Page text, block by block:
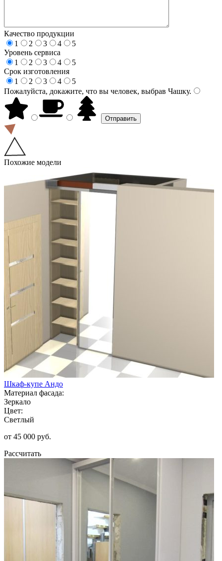
Качество продукции
1
2 3 4
5
Уровень сервиса
1
2 3 4
5
Срок изготовления
1
2 3 4
5
Пожалуйста, докажите, что вы человек, выбрав Чашку.
Похожие модели
Шкаф-купе Андо
Материал фасада:
Зеркало
Цвет:
Светлый
от 45 000 руб.
Рассчитать